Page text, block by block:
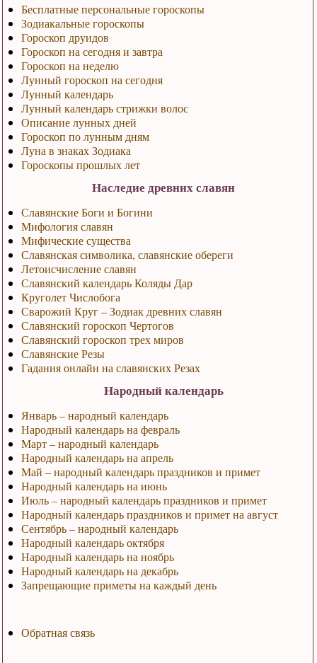
Бесплатные персональные гороскопы
Зодиакальные гороскопы
Гороскоп друидов
Гороскоп на сегодня и завтра
Гороскоп на неделю
Лунный гороскоп на сегодня
Лунный календарь
Лунный календарь стрижки волос
Описание лунных дней
Гороскоп по лунным дням
Луна в знаках Зодиака
Гороскопы прошлых лет
Наследие древних славян
Славянские Боги и Богини
Мифология славян
Мифические существа
Славянская символика, славянские обереги
Летоисчисление славян
Славянский календарь Коляды Дар
Круголет Числобога
Сварожий Круг – Зодиак древних славян
Славянский гороскоп Чертогов
Славянский гороскоп трех миров
Славянские Резы
Гадания онлайн на славянских Резах
Народный календарь
Январь – народный календарь
Народный календарь на февраль
Март – народный календарь
Народный календарь на апрель
Май – народный календарь праздников и примет
Народный календарь на июнь
Июль – народный календарь праздников и примет
Народный календарь праздников и примет на август
Сентябрь – народный календарь
Народный календарь октября
Народный календарь на ноябрь
Народный календарь на декабрь
Запрещающие приметы на каждый день
Обратная связь